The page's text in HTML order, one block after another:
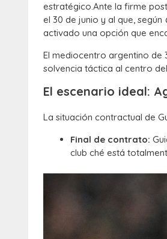
estratégico.Ante la firme
el 30 de junio y al que, según
activado una opción que
El mediocentro argentino
solvencia táctica al centro
El escenario ideal:
La situación contractual de
Final de contrato:
club ché está